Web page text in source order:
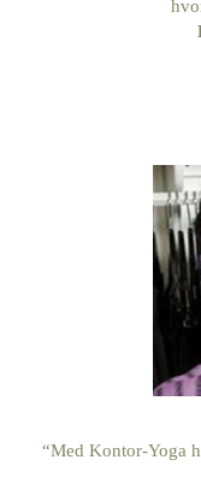
“Med Kontor-Yoga